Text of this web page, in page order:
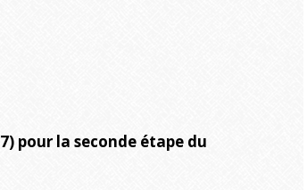
pour la seconde étape du